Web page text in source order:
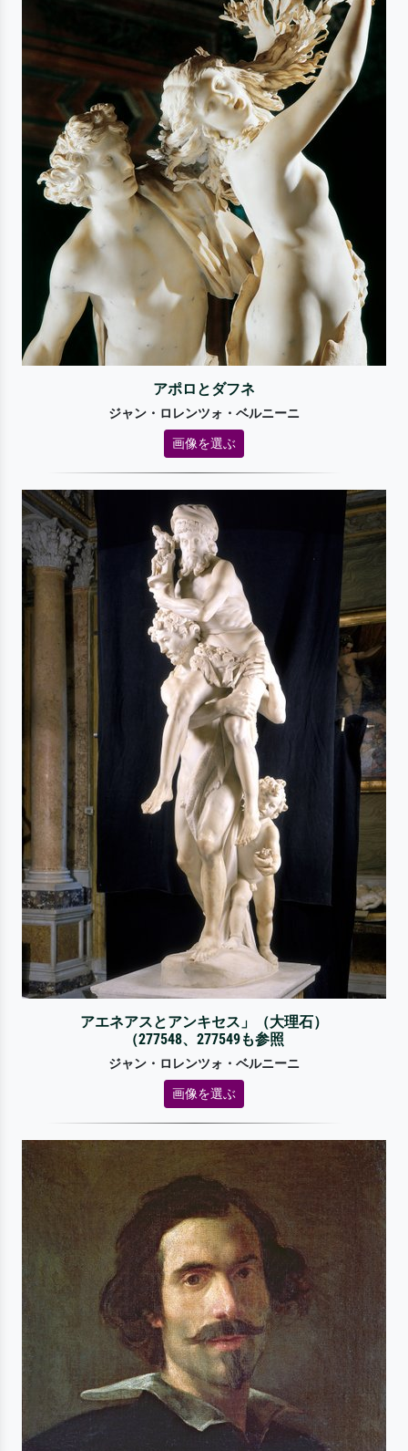
アポロとダフネ
ジャン・ロレンツォ・ベルニーニ
画像を選ぶ
アエネアスとアンキセス」（大理石）
（277548、277549も参照
ジャン・ロレンツォ・ベルニーニ
画像を選ぶ